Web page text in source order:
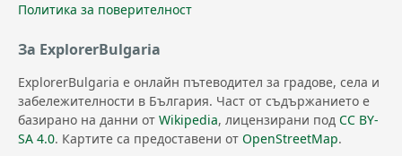
Политика за поверителност
За ExplorerBulgaria
ExplorerBulgaria е онлайн пътеводител за градове, села и
забележителности в България. Част от съдържанието е
базирано на данни от Wikipedia, лицензирани под CC BY-
SA 4.0. Картите са предоставени от OpenStreetMap.